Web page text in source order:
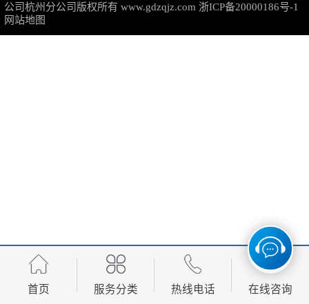
公司杭州分公司版权所有 www.gdzqjz.com 浙ICP备20000186号-1
网站地图
首页 服务分类 热线电话 在线咨询
可靠性管理体系认证